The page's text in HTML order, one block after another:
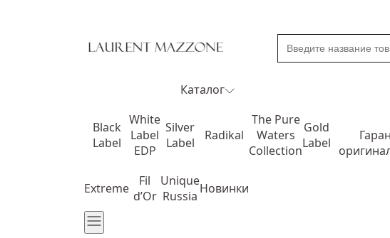
Каталог
Black
Label
White
Label
EDP
Silver
Label
Radikal
The Pure
Waters
Collection
Gold
Label
Extreme
Fil
d’Or
Unique
Russia Новинки